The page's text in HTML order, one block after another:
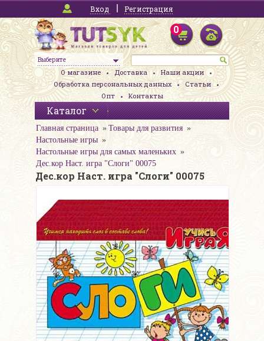
Вход Регистрация
Выберите
0
О магазине Доставка
Наши акции
Обработка персональных данных
Статьи
Опт
Контакты
Каталог
Главная страница
Товары для развития
Настольные игры
Настольные игры для самых маленьких
Дес.кор Наст. игра "Слоги" 00075
Дес.кор Наст. игра "Слоги" 00075